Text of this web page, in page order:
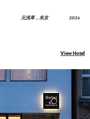
元浅草，东京 2024
View Hotel